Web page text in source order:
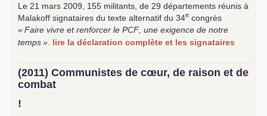
Le 21 mars 2009, 155 militants, de 29 départements réunis à
Malakoff signataires du texte alternatif du 34e congrès
«Faire vivre et renforcer le PCF , une exigence de notre
temps» lire la déclaration complète et les signataires
(2011) Communistes de cœur, de raison et de
combat
!